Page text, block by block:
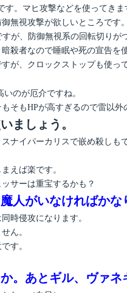
。マヒ攻撃などを使ってきま
無視攻撃が欲しいところです。
が、防御無視系の回転切りが
殺者なので睡眠や死の宣告を
が、クロックストップも使っ
のが厄介ですね。
そもHPが高すぎるので雷以
ましょう。
ナイパーカリスで嵌め殺しも
えば楽です。
サーは重宝するかも？
人がいなければかな
時侵攻になります。
ん。
す。
。あとギル、ヴァネ